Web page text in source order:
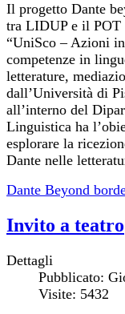
Il progetto Dante
tra LIDUP e il POT
“UniSco – Azioni
competenze in
letterature,
dall’Università di
all’interno del
Linguistica ha
esplorare la
Dante nelle
Dante Beyond
Invito a teatro
Dettagli
Pubblicato:
Visite: 5432